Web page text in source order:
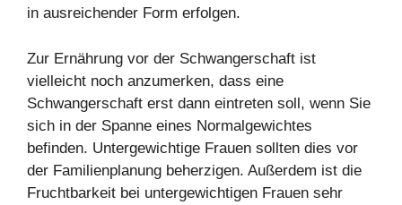
in ausreichender Form erfolgen.
Zur Ernährung vor der Schwangerschaft ist
vielleicht noch anzumerken, dass eine
Schwangerschaft erst dann eintreten soll, wenn Sie
sich in der Spanne eines Normalgewichtes
befinden. Untergewichtige Frauen sollten dies vor
der Familienplanung beherzigen. Außerdem ist die
Fruchtbarkeit bei untergewichtigen Frauen sehr